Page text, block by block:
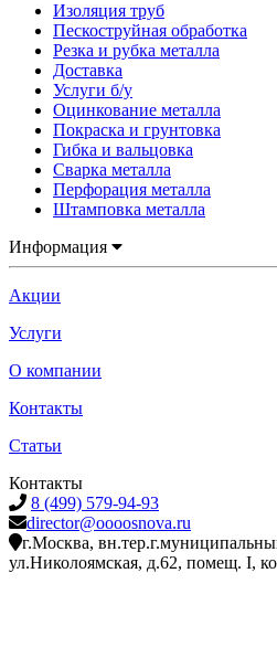
Изоляция труб
Пескоструйная обработка
Резка и рубка металла
Доставка
Услуги б/у
Оцинкование металла
Покраска и грунтовка
Гибка и вальцовка
Сварка металла
Перфорация металла
Штамповка металла
Информация
Акции
Услуги
О компании
Контакты
Статьи
Контакты
8 (499) 579-94-93
director@oooosnova.ru
г.Москва,
ул.Николоямская, д.62, помещ. I,